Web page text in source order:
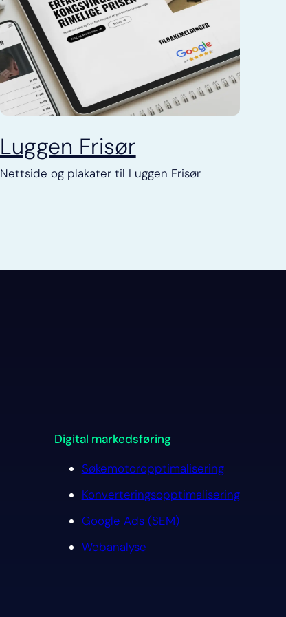
Luggen Frisør
Nettside og plakater til Luggen Frisør
Digital markedsføring
Søkemotoropptimalisering
Konverteringsopptimalisering
Google Ads (SEM)
Webanalyse